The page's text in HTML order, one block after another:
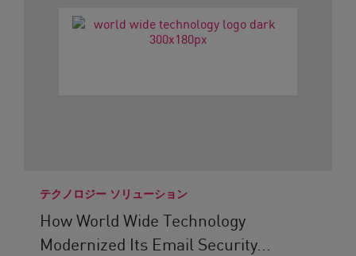
テクノロジー ソリューション
How World Wide Technology
Modernized Its Email Security...